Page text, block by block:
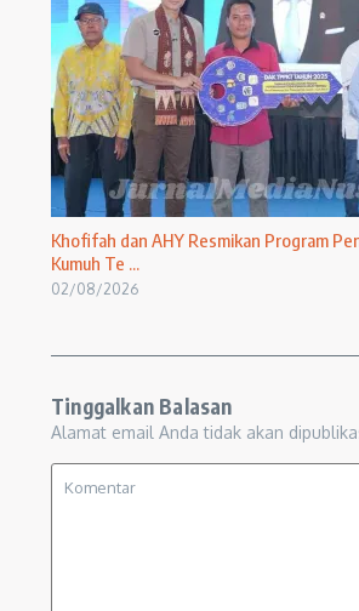
Khofifah dan AHY Resmikan Program
Kumuh Te ...
02/08/2026
Tinggalkan Balasan
Alamat email Anda tidak akan